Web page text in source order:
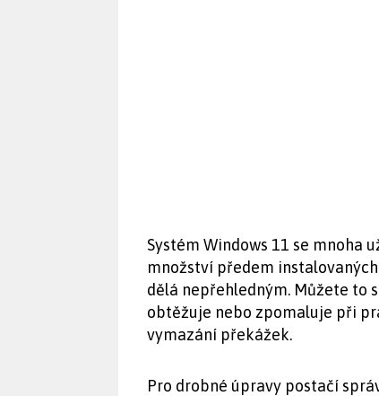
Systém Windows 11 se mnoha
množství předem
dělá nepřehledným. Můžete to
obtěžuje nebo zpomaluje při
vymazání překážek.
Pro drobné úpravy postačí